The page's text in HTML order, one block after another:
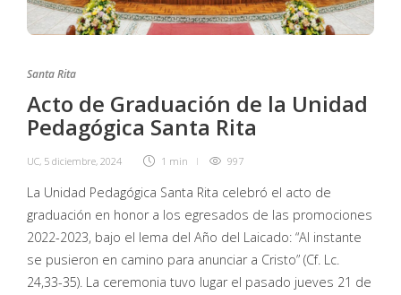
Santa Rita
Acto de Graduación de la Unidad
Pedagógica Santa Rita
UC, 5 diciembre, 2024 1 min 997
La Unidad Pedagógica Santa Rita celebró el acto de
graduación en honor a los egresados de las promociones
2022-2023, bajo el lema del Año del Laicado: “Al instante
se pusieron en camino para anunciar a Cristo” (Cf. Lc.
24,33-35). La ceremonia tuvo lugar el pasado jueves 21 de